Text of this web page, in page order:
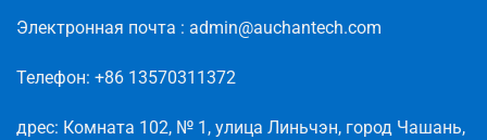
Электронная почта : admin@auchantech.com
Телефон: +86 13570311372
дрес: Комната 102, № 1 , улица Линьчэн, город Чашань,